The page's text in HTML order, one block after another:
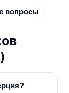
вопросы